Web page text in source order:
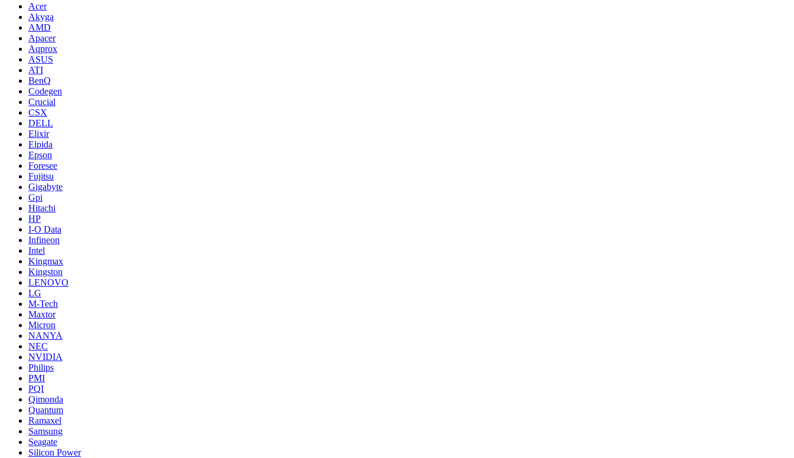
Acer
Akyga
AMD
Apacer
Aqprox
ASUS
ATI
BenQ
Codegen
Crucial
CSX
DELL
Elixir
Elpida
Epson
Foresee
Fujitsu
Gigabyte
Gpi
Hitachi
HP
I-O Data
Infineon
Intel
Kingmax
Kingston
LENOVO
LG
M-Tech
Maxtor
Micron
NANYA
NEC
NVIDIA
Philips
PMI
PQI
Qimonda
Quantum
Ramaxel
Samsung
Seagate
Silicon Power